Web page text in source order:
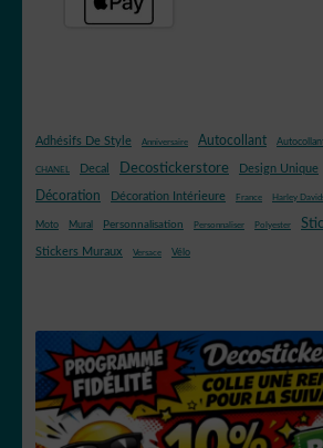
Adhésifs De Style Anniversaire Autocollant
CHANEL Decal Decostickerstore Design Unique
Décoration Décoration Intérieure France Harley
Moto Mural Personnalisation Personnaliser Polyester
Stickers Muraux Versace Vélo